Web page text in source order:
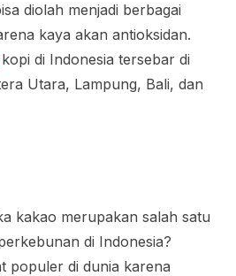
diolah menjadi berbagai
kaya akan antioksidan.
kopi di Indonesia tersebar di
Utara, Lampung, Bali, dan
kakao merupakan salah satu
di Indonesia?
populer di dunia karena